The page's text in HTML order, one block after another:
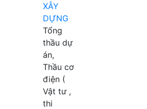
XÂY
DỰNG
Tổng
thầu dự
án,
Thầu cơ
điện (
Vật tư ,
thi